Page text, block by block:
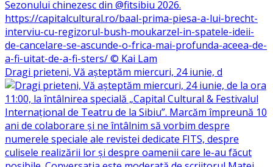
Dragi prieteni, Vă așteptăm miercuri, 24 iunie, d